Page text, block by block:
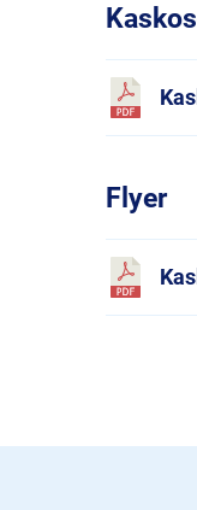
Flyer